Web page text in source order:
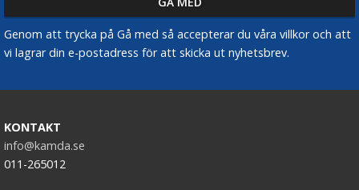
Genom att trycka på Gå med så accepterar du våra villkor och att
vi lagrar din e-postadress för att skicka ut nyhetsbrev.
KONTAKT
info@kamda.se
011-265012